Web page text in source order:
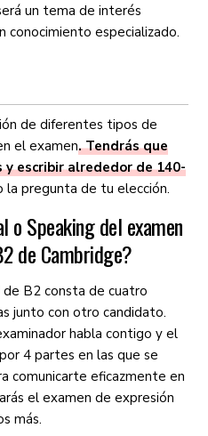
un tema de interés
conocimiento especializado.
de diferentes tipos de
el examen. Tendrás que
escribir alrededor de 140-
la pregunta de tu elección.
o Speaking del examen
de Cambridge?
B2 consta de cuatro
junto con otro candidato.
habla contigo y el
4 partes en las que se
comunicarte eficazmente en
el examen de expresión
más.